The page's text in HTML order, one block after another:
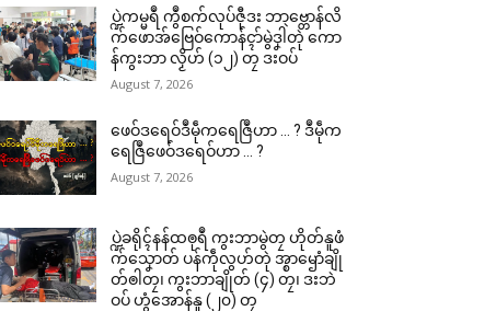
ပ္ဍဲကမ္မရဳ ကွဳစက်လုပ်ဇီုဒး ဘာဗ္တောန်လိ
က်ဖောအ်ဗြေဝ်ကောန်ၚာ်မွဲဒၞါဲတုဲ ကော
န်ကွးဘာ လၟိဟ် (၁၂) တၠ ဒးဝပ်
August 7, 2026
ဖေဝ်ဒရေဝ်ဒဳမဵုကရေဇြဳဟာ … ? ဒဳမဵုက
ရေဇြဳဖေဝ်ဒရေဝ်ဟာ … ?
August 7, 2026
ပ္ဍဲခရိုၚ်နန်ထၜုရဳ ကွးဘာမွဲတၠ ဟိုတ်နူဖံ
က်သၞောတ် ပန်ကဵုလွဟ်တုဲ အ္စာၝောံချို
တ်ၜါတၠ၊ ကွးဘာချိုတ် (၄) တၠ၊ ဒးဘဲ
ဝပ် ဟွံအောန်နူ (၂၀) တၠ